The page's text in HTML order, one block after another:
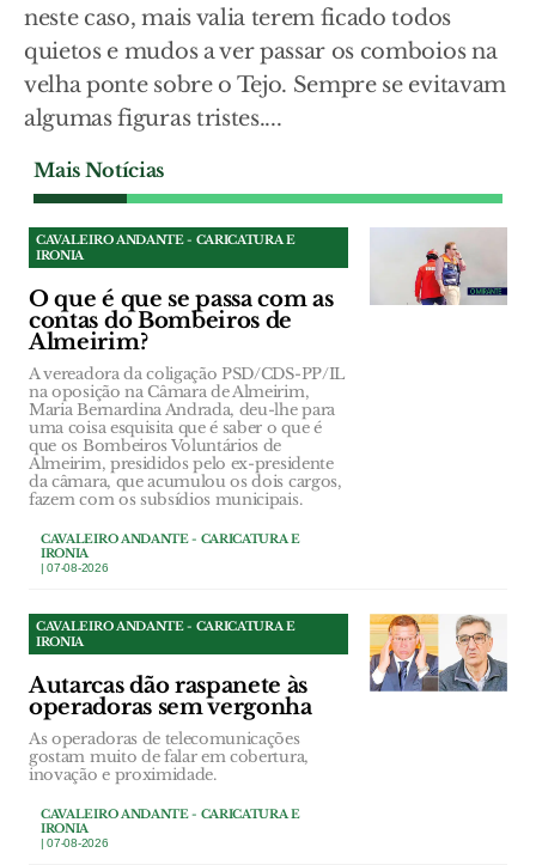
neste caso, mais valia terem ficado todos
quietos e mudos a ver passar os comboios na
velha ponte sobre o Tejo. Sempre se evitavam
algumas figuras tristes....
Mais Notícias
CAVALEIRO ANDANTE - CARICATURA E
IRONIA
O que é que se passa com as
contas do Bombeiros de
Almeirim?
A vereadora da coligação PSD/CDS-PP/IL
na oposição na Câmara de Almeirim,
Maria Bernardina Andrada, deu-lhe para
uma coisa esquisita que é saber o que é
que os Bombeiros Voluntários de
Almeirim, presididos pelo ex-presidente
da câmara, que acumulou os dois cargos,
fazem com os subsídios municipais.
CAVALEIRO ANDANTE - CARICATURA E
IRONIA
| 07-08-2026
CAVALEIRO ANDANTE - CARICATURA E
IRONIA
Autarcas dão raspanete às
operadoras sem vergonha
As operadoras de telecomunicações
gostam muito de falar em cobertura,
inovação e proximidade.
CAVALEIRO ANDANTE - CARICATURA E
IRONIA
| 07-08-2026